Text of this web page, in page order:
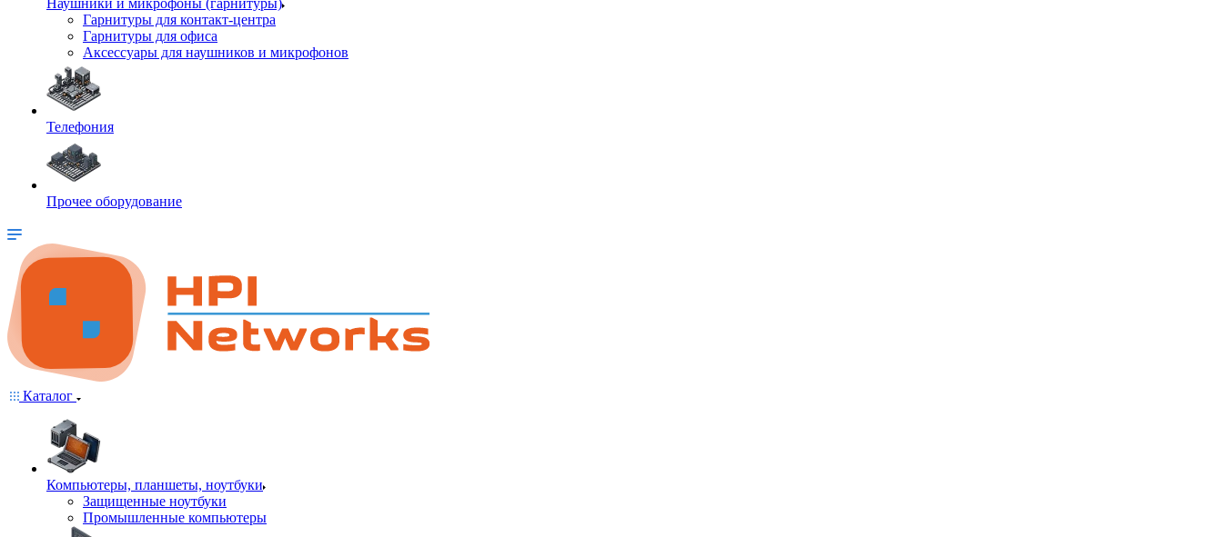
Наушники и микрофоны (гарнитуры)
Гарнитуры для контакт-центра
Гарнитуры для офиса
Аксессуары для наушников и микрофонов
Телефония
Прочее оборудование
Каталог
Компьютеры, планшеты, ноутбуки
Защищенные ноутбуки
Промышленные компьютеры